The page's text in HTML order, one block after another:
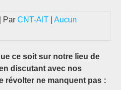
| Par CNT-AIT
Aucun
ce soit sur notre lieu de
discutant avec nos
révolter ne manquent pas :